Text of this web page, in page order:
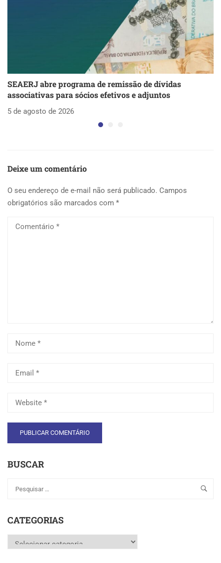
SEAERJ abre programa de remissão de dívidas
associativas para sócios efetivos e adjuntos
5 de agosto de 2026
Deixe um comentário
O seu endereço de e-mail não será publicado. Campos
obrigatórios são marcados com *
BUSCAR
CATEGORIAS
Categorias